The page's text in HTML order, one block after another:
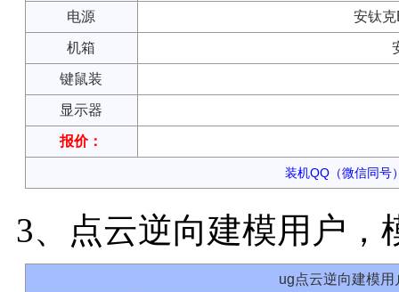
电源 安钛
机箱
键鼠装
显示器
报价：
装机QQ（微信同号
3、点云逆向建模用户，
ug点云逆向建模